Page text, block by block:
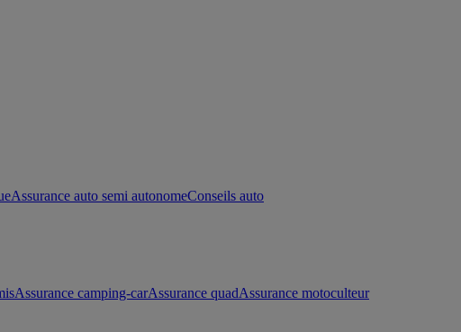
Assurance auto semi autonomeConseils auto
Assurance camping-carAssurance quadAssurance motoculteur